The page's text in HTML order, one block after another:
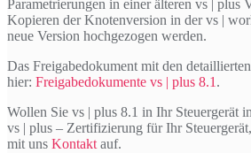
Parametrierungen in einer älteren vs | plus
Kopieren der Knotenversion in der vs |
neue Version hochgezogen werden.
Das Freigabedokument mit den
hier: Freigabedokumente vs | plus 8.1.
Wollen Sie vs | plus 8.1 in Ihr Steuergerät
vs | plus – Zertifizierung für Ihr
mit uns Kontaktauf.